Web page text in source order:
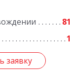
81
1
заявку
Подробнее
заявку